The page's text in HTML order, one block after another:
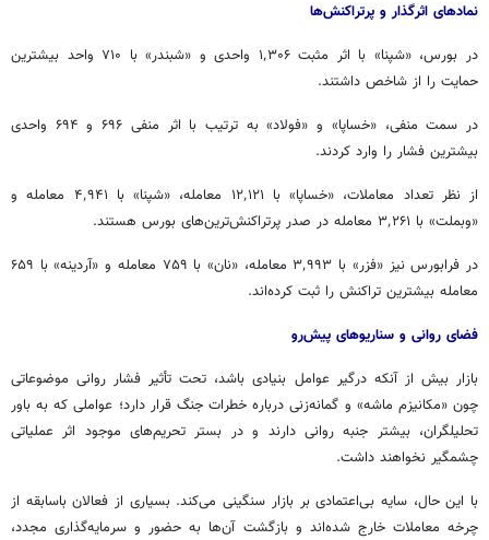
نمادهای اثرگذار و پرتراکنش‌ها
در بورس، «شپنا» با اثر مثبت ۱٬۳۰۶ واحدی و «
شبندر
» با ۷۱۰ واحد بیشترین
حمایت را از شاخص داشتند.
در سمت منفی، «خساپا» و «فولاد» به ترتیب با اثر منفی ۶۹۶ و ۶۹۴ واحدی
بیشترین فشار را وارد کردند.
از نظر تعداد معاملات، «خساپا» با ۱۲٬۱۲۱ معامله، «شپنا» با ۴٬۹۴۱ معامله و
«وبملت» با ۳٬۲۶۱ معامله در صدر پرتراکنش‌ترین‌های بورس هستند.
در فرابورسنیز «فزر
» با ۳٬۹۹۳ معامله، «نان» با ۷۵۹ معامله و «آردینه» با ۶۵۹
معامله بیشترین تراکنش را ثبت کرده‌اند.
فضای روانی و سناریوهای پیش‌رو
بازار بیش از آنکه درگیر عوامل بنیادی باشد، تحت تأثیر فشار روانی موضوعاتی
چون «مکانیزم ماشه» و گمانه‌زنی درباره خطرات جنگ قرار دارد؛ عواملی که به باور
تحلیلگران، بیشتر جنبه روانی دارند و در بستر تحریم‌های موجود اثر عملیاتی
چشمگیر نخواهند داشت.
با این حال، سایه بی‌اعتمادی بر بازار سنگینی می‌کند. بسیاری از فعالان باسابقه از
چرخه معاملات خارج شده‌اند و بازگشت آن‌ها به حضور و سرمایه‌گذاری مجدد،